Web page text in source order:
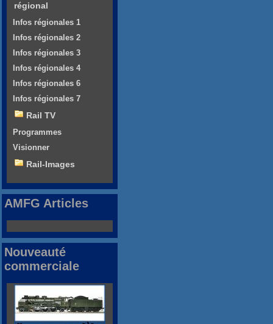
régional
Infos régionales 1
Infos régionales 2
Infos régionales 3
Infos régionales 4
Infos régionales 6
Infos régionales 7
Rail TV
Programmes
Visionner
Rail-Images
AMFG Articles
Nouveauté
commerciale